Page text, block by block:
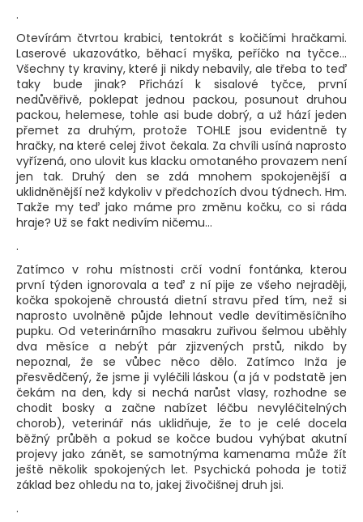
.
Otevírám čtvrtou krabici, tentokrát s kočičími hračkami.
Laserové ukazovátko, běhací myška, peříčko na tyčce...
Všechny ty kraviny, které ji nikdy nebavily, ale třeba to teď
taky bude jinak? Přichází k sisalové tyčce, první
nedůvěřivě, poklepat jednou packou, posunout druhou
packou, helemese, tohle asi bude dobrý, a už hází jeden
přemet za druhým, protože TOHLE jsou evidentně ty
hračky, na které celej život čekala. Za chvíli usíná naprosto
vyřízená, ono ulovit kus klacku omotaného provazem není
jen tak. Druhý den se zdá mnohem spokojenější a
uklidněnější než kdykoliv v předchozích dvou týdnech. Hm.
Takže my teď jako máme pro změnu kočku, co si ráda
hraje? Už se fakt nedivím ničemu...
.
Zatímco v rohu místnosti crčí vodní fontánka, kterou
první týden ignorovala a teď z ní pije ze všeho nejraději,
kočka spokojeně chroustá dietní stravu před tím, než si
naprosto uvolněně půjde lehnout vedle devítiměsíčního
pupku. Od veterinárního masakru zuřivou šelmou uběhly
dva měsíce a nebýt pár zjizvených prstů, nikdo by
nepoznal, že se vůbec něco dělo. Zatímco Inža je
přesvědčený, že jsme ji vyléčili láskou (a já v podstatě jen
čekám na den, kdy si nechá narůst vlasy, rozhodne se
chodit bosky a začne nabízet léčbu nevyléčitelných
chorob), veterinář nás uklidňuje, že to je celé docela
běžný průběh a pokud se kočce budou vyhýbat akutní
projevy jako zánět, se samotnýma kamenama může žít
ještě několik spokojených let. Psychická pohoda je totiž
základ bez ohledu na to, jakej živočišnej druh jsi.
.